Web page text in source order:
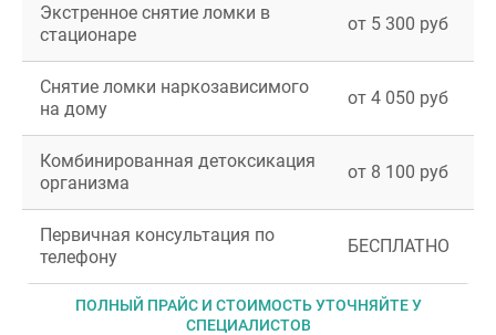
Экстренное снятие ломки в
стационаре
от 5 300 руб
Снятие ломки наркозависимого
на дому
от 4 050 руб
Комбинированная детоксикация
организма
от 8 100 руб
Первичная консультация по
телефону
БЕСПЛАТНО
ПОЛНЫЙ ПРАЙС И СТОИМОСТЬ УТОЧНЯЙТЕ У
СПЕЦИАЛИСТОВ